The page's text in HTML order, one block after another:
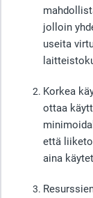
jolloin
useita
Korkea
ottaa
että
aina